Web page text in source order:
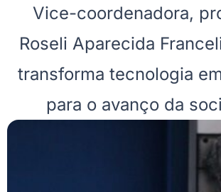
Vice-coordenadora,
Roseli Aparecida
transforma tecnologia
para o avanço da